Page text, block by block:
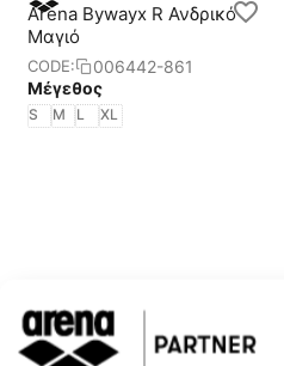
Arena Bywayx R Ανδρικό
Μαγιό
CODE:
006442-861
Μέγεθος
S M L XL